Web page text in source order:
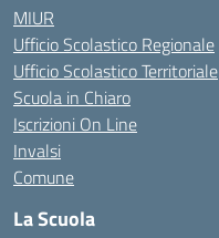
MIUR
Ufficio Scolastico Regionale
Ufficio Scolastico Territoriale
Scuola in Chiaro
Iscrizioni On Line
Invalsi
Comune
La Scuola